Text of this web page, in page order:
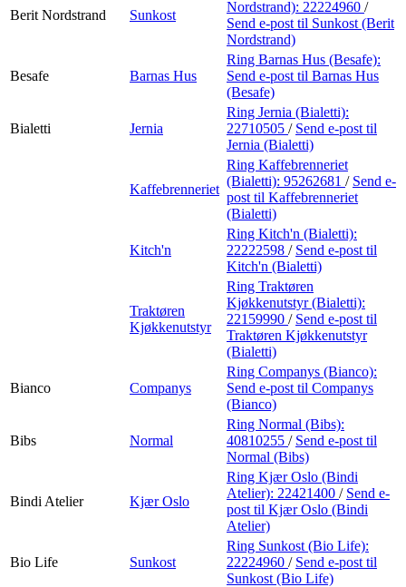
Berit Nordstrand Sunkost
Nordstrand): 22224960 /
Send e-post til Sunkost (Berit
Nordstrand)
Besafe Barnas Hus
Ring Barnas Hus (Besafe):
Send e-post til Barnas Hus
(Besafe)
Bialetti Jernia
Ring Jernia (Bialetti):
22710505 / Send e-post til
Jernia (Bialetti)
Kaffebrenneriet
Ring Kaffebrenneriet
(Bialetti): 95262681 / Send e-
post til Kaffebrenneriet
(Bialetti)
Kitch'n
Ring Kitch'n (Bialetti):
22222598 / Send e-post til
Kitch'n (Bialetti)
Traktøren
Kjøkkenutstyr
Ring Traktøren
Kjøkkenutstyr (Bialetti):
22159990 / Send e-post til
Traktøren Kjøkkenutstyr
(Bialetti)
Bianco Companys
Ring Companys (Bianco):
Send e-post til Companys
(Bianco)
Bibs Normal
Ring Normal (Bibs):
40810255 / Send e-post til
Normal (Bibs)
Bindi Atelier Kjær Oslo
Ring Kjær Oslo (Bindi
Atelier): 22421400 / Send e-
post til Kjær Oslo (Bindi
Atelier)
Bio Life Sunkost
Ring Sunkost (Bio Life):
22224960 / Send e-post til
Sunkost (Bio Life)